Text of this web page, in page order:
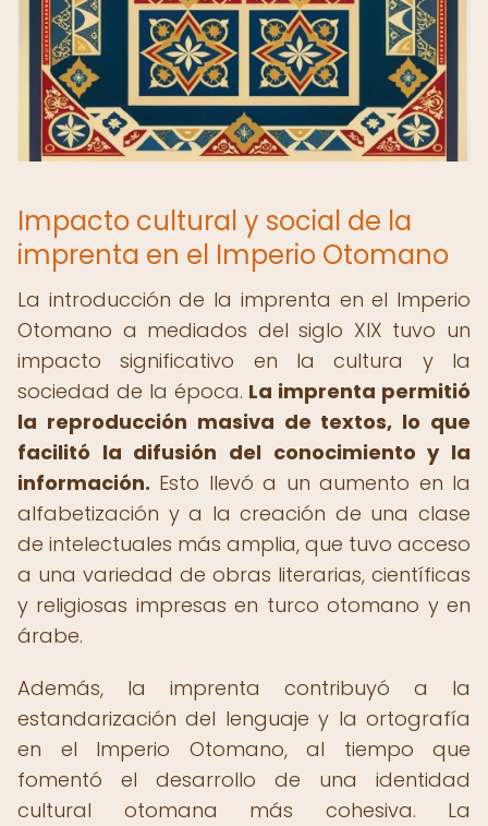
Impacto cultural y social de la
imprenta en el Imperio Otomano
La introducción de la imprenta en el Imperio
Otomano a mediados del siglo XIX tuvo un
impacto significativo en la cultura y la
sociedad de la época. La imprenta permitió
la reproducción masiva de textos, lo que
facilitó la difusión del conocimiento y la
información. Esto llevó a un aumento en la
alfabetización y a la creación de una clase
de intelectuales más amplia, que tuvo acceso
a una variedad de obras literarias, científicas
y religiosas impresas en turco otomano y en
árabe.
Además, la imprenta contribuyó a la
estandarización del lenguaje y la ortografía
en el Imperio Otomano, al tiempo que
fomentó el desarrollo de una identidad
cultural otomana más cohesiva. La